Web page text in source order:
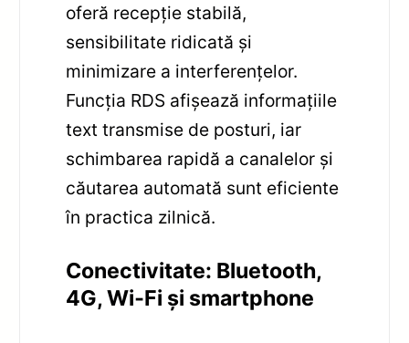
oferă recepție stabilă,
sensibilitate ridicată și
minimizare a interferențelor.
Funcția RDS afișează informațiile
text transmise de posturi, iar
schimbarea rapidă a canalelor și
căutarea automată sunt eficiente
în practica zilnică.
Conectivitate: Bluetooth,
4G, Wi‑Fi și smartphone